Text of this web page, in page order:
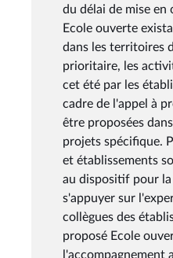
du délai de mise
Ecole ouverte
dans les territoires
prioritaire, les
cet été par les
cadre de l'appel à
être proposées
projets spécifique.
et établissements
au dispositif pour
s'appuyer sur
collègues des
proposé Ecole
l'accompagnement